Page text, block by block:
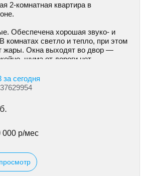
2-комнатная квартира в
Обеспечена хорошая звуко- и
комнатах светло и тепло, при этом
жары. Окна выходят во двор —
шума от дороги нет.
за сегодня
000 р/мес